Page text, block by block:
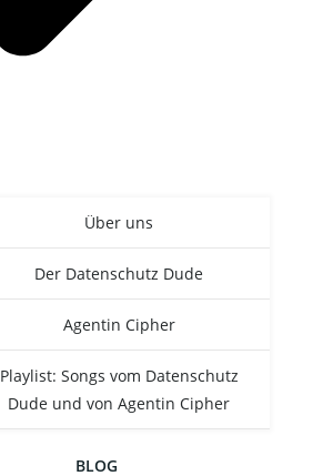
Über uns
Der Daten­schutz Dude
Agen­tin Cipher
Play­list: Songs vom Daten­schutz
Dude und von Agen­tin Cipher
BLOG